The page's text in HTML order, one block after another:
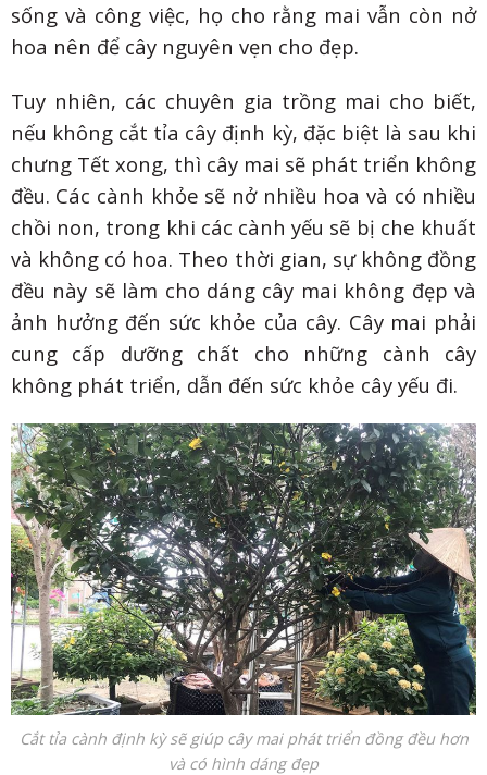
sống và công việc, họ cho rằng mai vẫn còn nở
hoa nên để cây nguyên vẹn cho đẹp.
Tuy nhiên, các chuyên gia trồng mai cho biết,
nếu không cắt tỉa cây định kỳ, đặc biệt là sau khi
chưng Tết xong, thì cây mai sẽ phát triển không
đều. Các cành khỏe sẽ nở nhiều hoa và có nhiều
chồi non, trong khi các cành yếu sẽ bị che khuất
và không có hoa. Theo thời gian, sự không đồng
đều này sẽ làm cho dáng cây mai không đẹp và
ảnh hưởng đến sức khỏe của cây. Cây mai phải
cung cấp dưỡng chất cho những cành cây
không phát triển, dẫn đến sức khỏe cây yếu đi.
Cắt tỉa cành định kỳ sẽ giúp cây mai phát triển đồng đều hơn
và có hình dáng đẹp